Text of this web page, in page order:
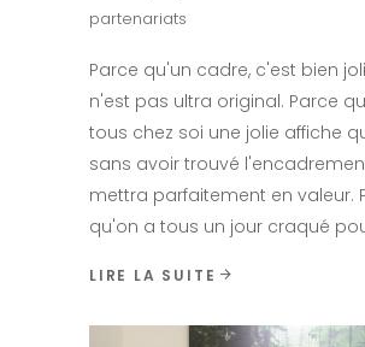
partenariats
Parce qu'un cadre, c'est bien
n'est pas ultra original. Parce
tous chez soi une jolie affiche
sans avoir trouvé
mettra parfaitement en valeur.
qu'on a tous un jour craqué
LIRE LA SUITE